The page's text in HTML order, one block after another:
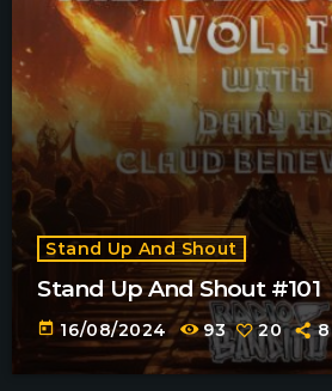
Stand Up And Shout
Stand Up And Shout #101
today 16/08/2024 93 20 8